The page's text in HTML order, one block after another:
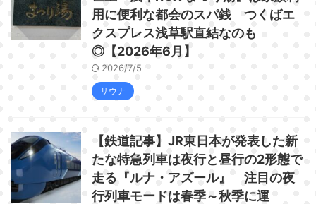
用に便利な都会のスパ銭 つくばエ
クスプレス浅草駅直結なのも
◎【2026年6月】
2026/7/5
サウナ
【鉄道記事】JR東日本が発表した新
たな特急列車は夜行と昼行の2形態で
走る『ルナ・アズール』 注目の夜
行列車モードは春季～秋季に運